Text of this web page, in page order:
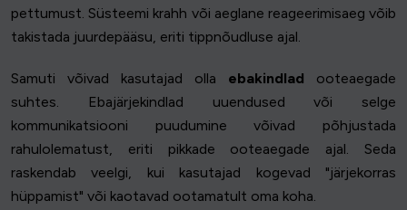
pettumust. Süsteemi krahh või aeglane reageerimisaeg võib
takistada juurdepääsu, eriti tippnõudluse ajal.
Samuti võivad kasutajad olla ebakindlad ooteaegade
suhtes. Ebajärjekindlad uuendused või selge
kommunikatsiooni puudumine võivad põhjustada
rahulolematust, eriti pikkade ooteaegade ajal. Seda
raskendab veelgi, kui kasutajad kogevad "järjekorras
hüppamist" või kaotavad ootamatult oma koha.